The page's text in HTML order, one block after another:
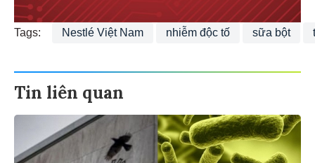
Tags: Nestlé Việt Nam nhiễm độc tố sữa bột
Tin liên quan